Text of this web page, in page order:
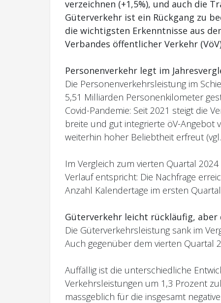
verzeichnen (+1,5%), und auch die
Güterverkehr ist ein Rückgang zu
die wichtigsten Erkenntnisse aus
Verbandes öffentlicher Verkehr
Personenverkehr legt im
Die Personenverkehrsleistung im
5,51 Milliarden Personenkilometer
Covid-Pandemie: Seit 2021 steigt die
breite und gut integrierte öV-Angebot
weiterhin hoher Beliebtheit erfreut (vgl.
Im Vergleich zum vierten Quartal
Verlauf entspricht: Die Nachfrage
Anzahl Kalendertage im ersten
Güterverkehr leicht rückläufig,
Die Güterverkehrsleistung sank im
Auch gegenüber dem vierten Quartal
Auffällig ist die unterschiedliche
Verkehrsleistungen um 1,3 Prozent
massgeblich für die insgesamt